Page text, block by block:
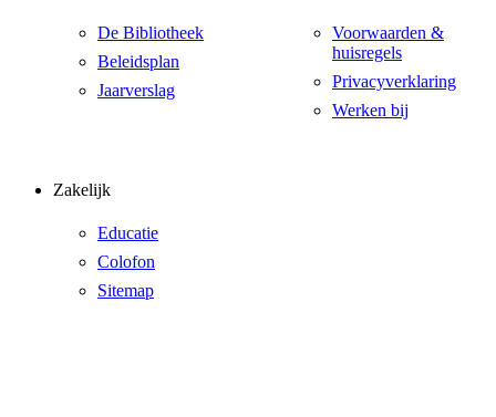
De Bibliotheek
Beleidsplan
Jaarverslag
Voorwaarden &
huisregels
Privacyverklaring
Werken bij
Zakelijk
Educatie
Colofon
Sitemap